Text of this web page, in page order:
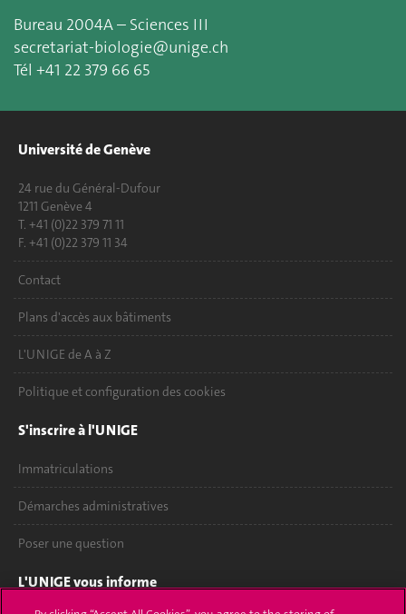
Bureau 2004A – Sciences III
secretariat-biologie@unige.ch
Tél +41 22 379 66 65
Université de Genève
24 rue du Général-Dufour
1211 Genève 4
T. +41 (0)22 379 71 11
F. +41 (0)22 379 11 34
Contact
Plans d'accès aux bâtiments
L'UNIGE de A à Z
Politique et configuration des cookies
S'inscrire à l'UNIGE
Immatriculations
Démarches administratives
Poser une question
L'UNIGE vous informe